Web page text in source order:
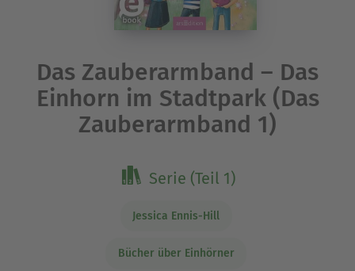
Das Zauberarmband – Das
Einhorn im Stadtpark (Das
Zauberarmband 1)
Serie (Teil 1)
Jessica Ennis-Hill
Bücher über Einhörner